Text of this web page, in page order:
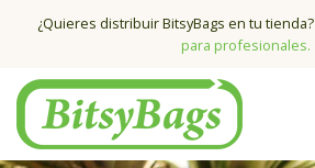
¿Quieres distribuir BitsyBags en tu tienda?
para profesionales.